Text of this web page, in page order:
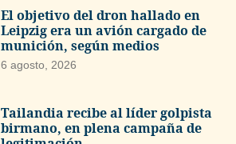
El objetivo del dron hallado en
Leipzig era un avión cargado de
munición, según medios
6 agosto, 2026
Tailandia recibe al líder golpista
birmano, en plena campaña de